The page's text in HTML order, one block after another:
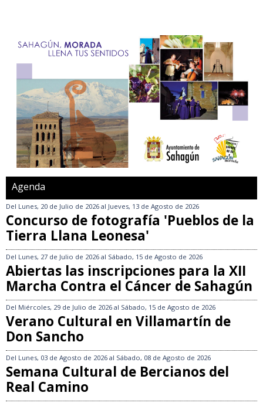
Agenda
Del Lunes, 20 de Julio de 2026 al Jueves, 13 de Agosto de 2026
Concurso de fotografía 'Pueblos de la
Tierra Llana Leonesa'
Del Lunes, 27 de Julio de 2026 al Sábado, 15 de Agosto de 2026
Abiertas las inscripciones para la XII
Marcha Contra el Cáncer de Sahagún
Del Miércoles, 29 de Julio de 2026 al Sábado, 15 de Agosto de 2026
Verano Cultural en Villamartín de
Don Sancho
Del Lunes, 03 de Agosto de 2026 al Sábado, 08 de Agosto de 2026
Semana Cultural de Bercianos del
Real Camino